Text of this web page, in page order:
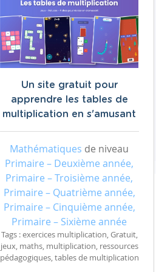
Un site gratuit pour
apprendre les tables de
multiplication en s'amusant
Mathématiques de niveau
Primaire – Deuxième année,
Primaire – Troisième année,
Primaire – Quatrième année,
Primaire – Cinquième année,
Primaire – Sixième année
Tags : exercices multiplication, Gratuit,
jeux, maths, multiplication, ressources
pédagogiques, tables de multiplication